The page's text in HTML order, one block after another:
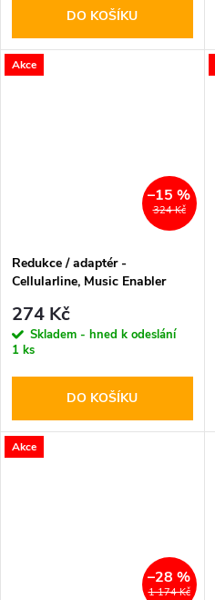
DO KOŠÍKU
Akce
324 Kč
–15 %
Redukce / adaptér -
Cellularline, Music Enabler
274 Kč
Skladem - hned k odeslání
1 ks
DO KOŠÍKU
Akce
1 174 Kč
–28 %